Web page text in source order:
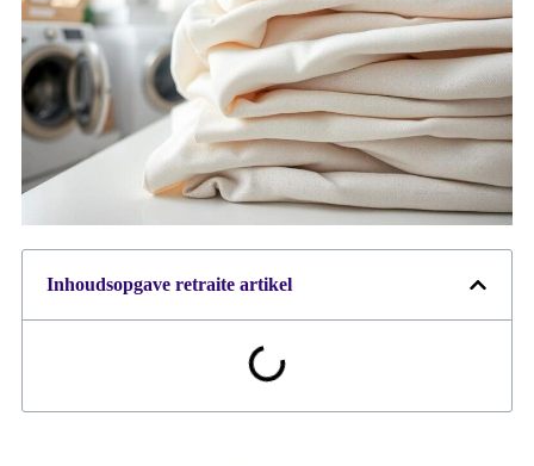
Inhoudsopgave retraite artikel